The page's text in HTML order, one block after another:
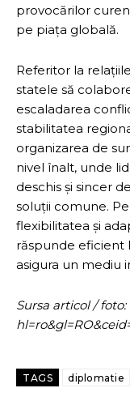
provocărilor
pe piața globală.
Referitor la
statele să
escaladarea
stabilitatea
organizarea de
nivel înalt, unde
deschis și sincer
soluții comune.
flexibilitatea și
răspunde eficient
asigura un mediu
Sursa articol /
TAGS diplomatie